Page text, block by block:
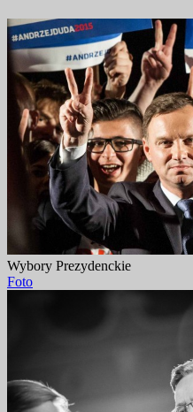
Wybory Prezydenckie
Foto